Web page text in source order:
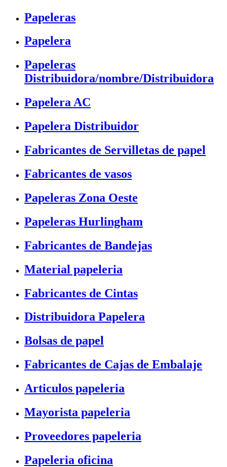
Papeleras
Papelera
Papeleras
Distribuidora/nombre/Distribuidora
Papelera AC
Papelera Distribuidor
Fabricantes de Servilletas de papel
Fabricantes de vasos
Papeleras Zona Oeste
Papeleras Hurlingham
Fabricantes de Bandejas
Material papeleria
Fabricantes de Cintas
Distribuidora Papelera
Bolsas de papel
Fabricantes de Cajas de Embalaje
Articulos papeleria
Mayorista papeleria
Proveedores papeleria
Papeleria oficina